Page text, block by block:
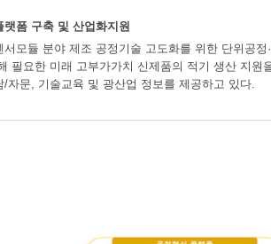
폼 구축 및 산업화지원
서모듈 분야 제조 공정기술 고도화를 위한 단위공
필요한 미래 고부가가치 신제품의 적기 생산 지
자문, 기술교육 및 광산업 정보를 제공하고 있다.